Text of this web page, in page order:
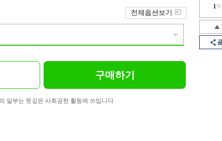
1/9
전체옵션보기
구매하기
일부는 뜻깊은 사회공헌 활동에 쓰입니다